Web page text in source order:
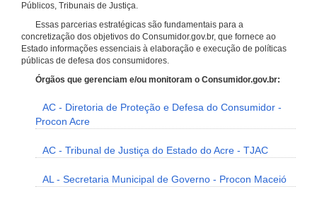
Públicos, Tribunais de Justiça.
Essas parcerias estratégicas são fundamentais para a
concretização dos objetivos do Consumidor.gov.br, que fornece ao
Estado informações essenciais à elaboração e execução de políticas
públicas de defesa dos consumidores.
Órgãos que gerenciam e/ou monitoram o Consumidor.gov.br:
AC - Diretoria de Proteção e Defesa do Consumidor -
Procon Acre
AC - Tribunal de Justiça do Estado do Acre - TJAC
AL - Secretaria Municipal de Governo - Procon Maceió